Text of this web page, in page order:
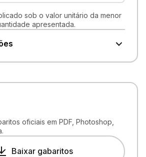
sob o valor unitário da menor
apresentada.
oficiais em PDF, Photoshop,
Baixar gabaritos